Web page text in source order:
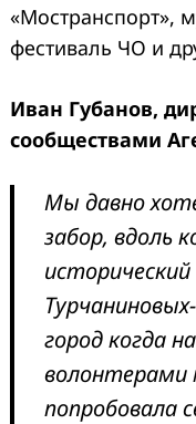
«Мостранспорт»,
фестиваль ЧО и
Иван Губанов,
сообществами
Мы давно
забор, вдоль
город когда
попробовала